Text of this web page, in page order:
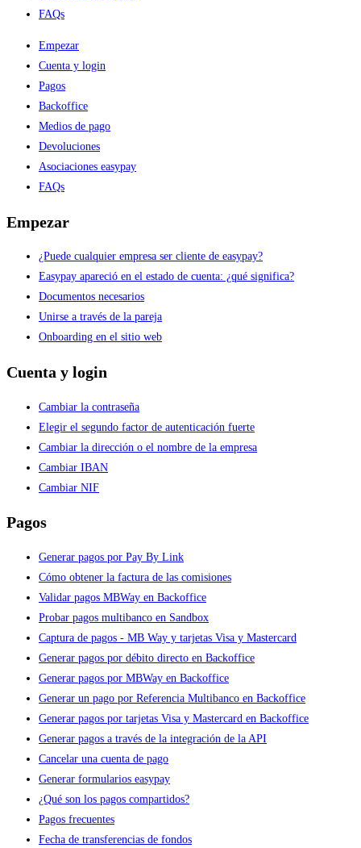
FAQs
Empezar
Cuenta y login
Pagos
Backoffice
Medios de pago
Devoluciones
Asociaciones easypay
FAQs
Empezar
¿Puede cualquier empresa ser cliente de easypay?
Easypay apareció en el estado de cuenta: ¿qué significa?
Documentos necesarios
Unirse a través de la pareja
Onboarding en el sitio web
Cuenta y login
Cambiar la contraseña
Elegir el segundo factor de autenticación fuerte
Cambiar la dirección o el nombre de la empresa
Cambiar IBAN
Cambiar NIF
Pagos
Generar pagos por Pay By Link
Cómo obtener la factura de las comisiones
Validar pagos MBWay en Backoffice
Probar pagos multibanco en Sandbox
Captura de pagos - MB Way y tarjetas Visa y Mastercard
Generar pagos por débito directo en Backoffice
Generar pagos por MBWay en Backoffice
Generar un pago por Referencia Multibanco en Backoffice
Generar pagos por tarjetas Visa y Mastercard en Backoffice
Generar pagos a través de la integración de la API
Cancelar una cuenta de pago
Generar formularios easypay
¿Qué son los pagos compartidos?
Pagos frecuentes
Fecha de transferencias de fondos